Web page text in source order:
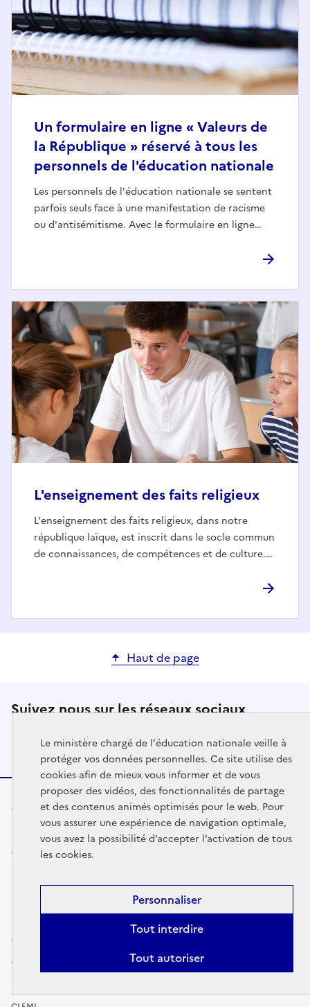
Le ministère chargé de l'éducation nationale veille à
protéger vos données personnelles. Ce site utilise des
cookies afin de mieux vous informer et de vous
proposer des vidéos, des fonctionnalités de partage
et des contenus animés optimisés pour le web. Pour
vous assurer une expérience de navigation optimale,
vous avez la possibilité d’accepter l’activation de tous
les cookies.
Tout autoriser
Tout interdire
Personnaliser
Un formulaire en ligne « Valeurs de
la République » réservé à tous les
personnels de l'éducation nationale
Les personnels de l'éducation nationale se sentent
parfois seuls face à une manifestation de racisme
ou d'antisémitisme. Avec le formulaire en ligne…
L'enseignement des faits religieux
L'enseignement des faits religieux, dans notre
république laïque, est inscrit dans le socle commun
de connaissances, de compétences et de culture.…
Haut de page
Suivez nous sur les réseaux sociaux
FacebookX (ex-Twitter)
Sites Éducation
France Éducation International
education.gouv.fr
Institut des hautes études de l'éducation et de la formation
Onisep
Cned